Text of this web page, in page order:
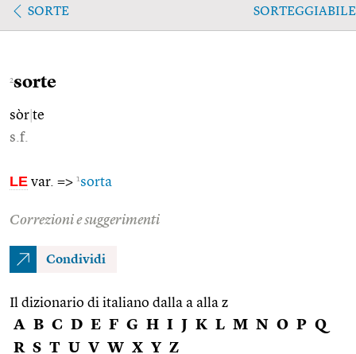
SORTE SORTEGGIABILE
2sorte
sòr te
s.f.
LE var. => 1sorta
Correzioni e suggerimenti
Condividi
Il dizionario di italiano dalla a alla z
A B C D E F G H I J K L M N O P Q
R S T U V W X Y Z